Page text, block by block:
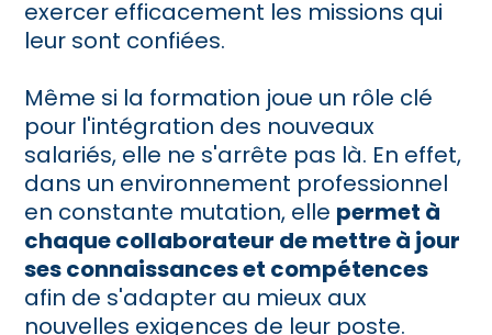
exercer efficacement les missions qui
leur sont confiées.
Même si la formation joue un rôle clé
pour l'intégration des nouveaux
salariés, elle ne s'arrête pas là. En effet,
dans un environnement professionnel
en constante mutation, elle permet à
chaque collaborateur de mettre à jour
ses connaissances et compétences
afin de s'adapter au mieux aux
nouvelles exigences de leur poste.